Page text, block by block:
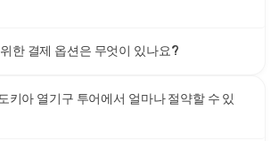
춤형 기업 패키지를 제공합니다.
공유하는 다세대 경험을 제공합니다. 열기구
이루는 풍경은 세대에 걸쳐 대화와 경이로움
. 기념일 축하, 이정표 생일 및 확장된 가족
한 결제 옵션은 무엇이 있나요?
키아 열기구 투어에서 얼마나 절약할 수 있